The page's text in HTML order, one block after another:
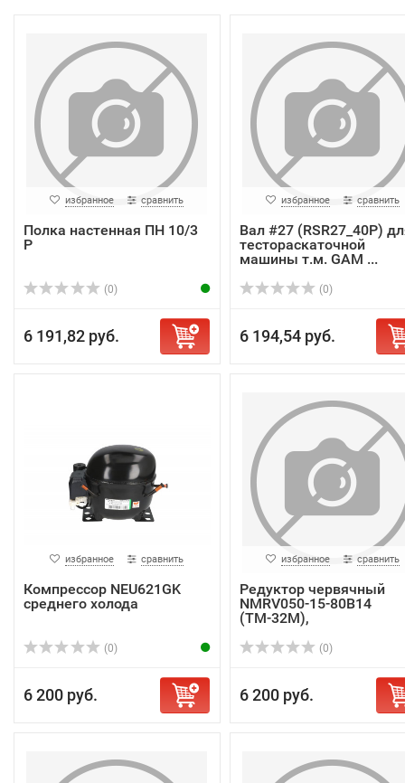
избранное сравнить
Полка настенная ПН 10/3
Р
(0)
6 191,82 руб.
избранное сравнить
Вал #27 (RSR27_40P)
тестораскаточной
машины т.м. GAM ...
(0)
6 194,54 руб.
избранное сравнить
Компрессор NEU621GK
среднего холода
(0)
6 200 руб.
избранное сравнить
Редуктор червячный
NMRV050-15-80В14
(ТМ-32М),
(0)
6 200 руб.